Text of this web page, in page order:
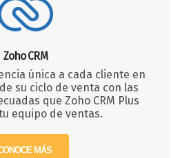
Zoho CRM
única a cada cliente en
su ciclo de venta con las
que Zoho CRM Plus
equipo de ventas.
MÁS